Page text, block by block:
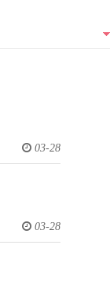
03-28
03-28